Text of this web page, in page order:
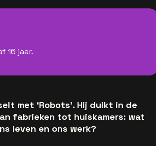
16 jaar.
met ‘Robots’. Hij duikt in de
fabrieken tot huiskamers: wat
leven en ons werk?